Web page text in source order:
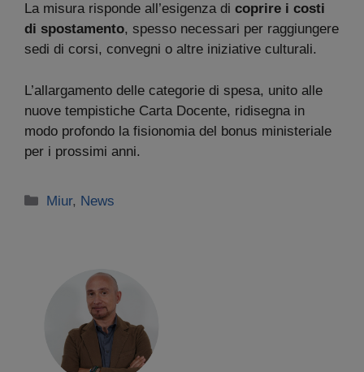
La misura risponde all’esigenza di coprire i costi
di spostamento, spesso necessari per raggiungere
sedi di corsi, convegni o altre iniziative culturali.
L’allargamento delle categorie di spesa, unito alle
nuove tempistiche Carta Docente, ridisegna in
modo profondo la fisionomia del bonus ministeriale
per i prossimi anni.
Categorie
Miur, News